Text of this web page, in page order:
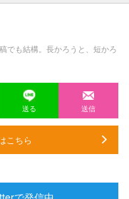
でも結構。長かろうと、短かろ
送る 送信
こちら